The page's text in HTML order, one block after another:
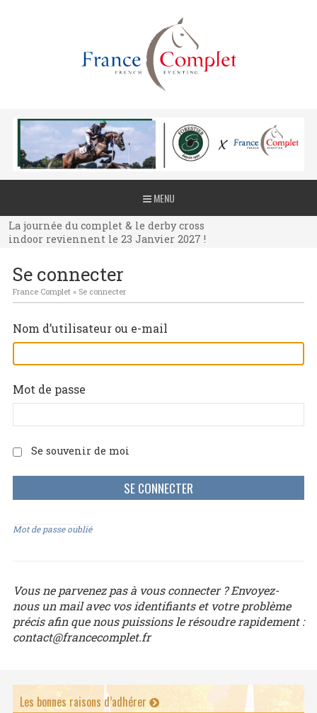
MENU
La journée du complet & le derby cross
indoor reviennent le 23 Janvier 2027 !
La journée du complet & le derby cross
indoor reviennent le 23 Janvier 2027 !
indoor reviennent le 23 Janvier 2027 !
Se connecter
France Complet» Se connecter
Nom d’utilisateur ou e-mail
Mot de passe
Se souvenir de moi
Mot de passe oublié
Vous ne parvenez pas à vous connecter ? Envoyez-
nous un mail avec vos identifiants et votre problème
précis afin que nous puissions le résoudre rapidement :
contact@francecomplet.fr
Les bonnes raisons d’adhérer